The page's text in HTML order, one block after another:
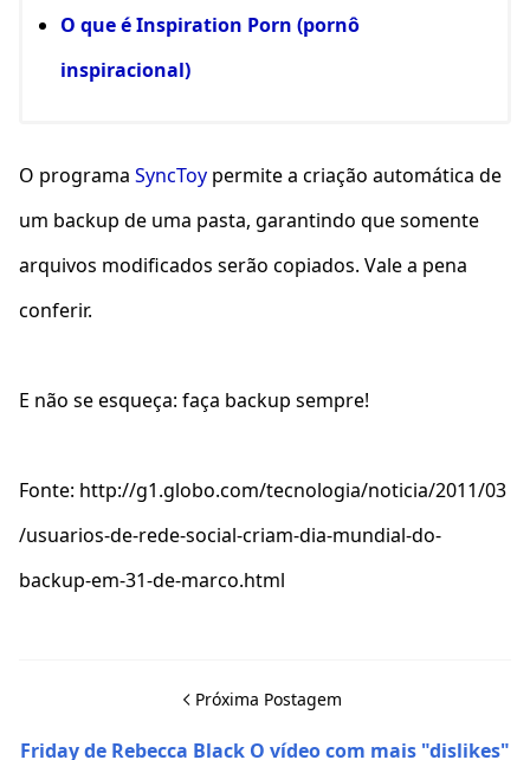
O que é Inspiration Porn (pornô
inspiracional)
O programa SyncToy permite a criação automática de
um backup de uma pasta, garantindo que somente
arquivos modificados serão copiados. Vale a pena
conferir.
E não se esqueça: faça backup sempre!
Fonte: http://g1.globo.com/tecnologia/noticia/2011/03
/usuarios-de-rede-social-criam-dia-mundial-do-
backup-em-31-de-marco.html
Próxima Postagem
Friday de Rebecca Black O vídeo com mais "dislikes"